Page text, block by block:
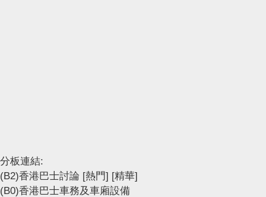
分板連結:
(B2)香港巴士討論 [熱門] [精華]
(B0)香港巴士車務及車廂設備